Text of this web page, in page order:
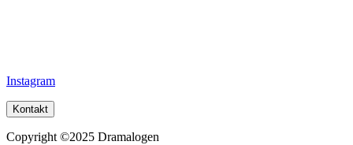
Instagram
Kontakt
Copyright ©2025 Dramalogen